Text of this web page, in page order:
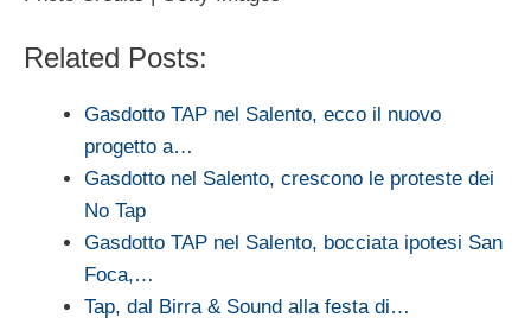
Related Posts:
Gasdotto TAP nel Salento, ecco il nuovo
progetto a…
Gasdotto nel Salento, crescono le proteste dei
No Tap
Gasdotto TAP nel Salento, bocciata ipotesi San
Foca,…
Tap, dal Birra & Sound alla festa di…